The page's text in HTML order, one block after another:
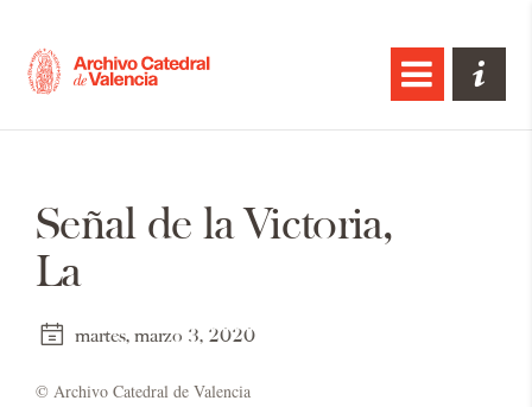
Señal de la Victoria,
La
martes, marzo 3, 2020
© Ar­chi­vo Ca­te­dral de Va­len­cia